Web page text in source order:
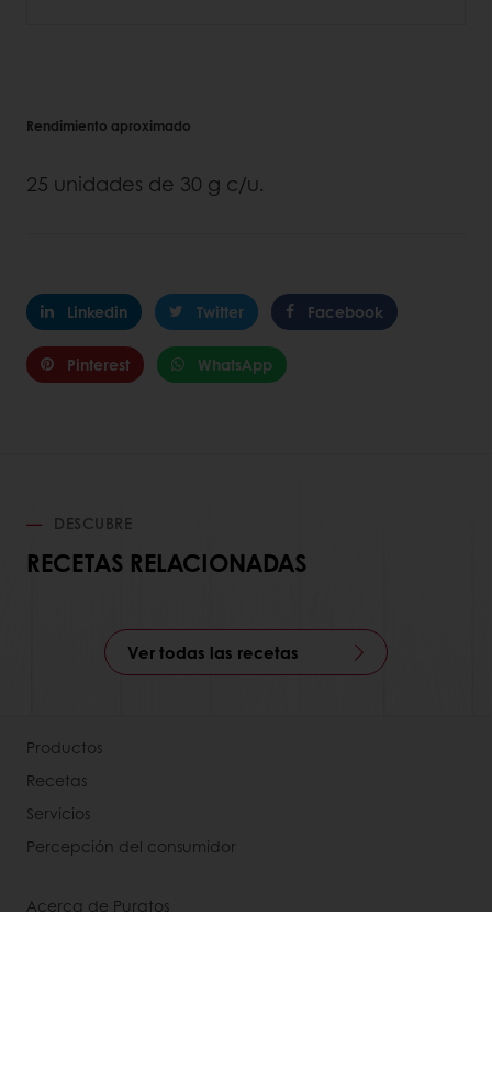
Rendimiento aproximado
25 unidades de 30 g c/u.
Linkedin Twitter Facebook
Pinterest WhatsApp
DESCUBRE
RECETAS RELACIONADAS
Ver todas las recetas
Productos
Recetas
Servicios
Percepción del consumidor
Acerca de Puratos